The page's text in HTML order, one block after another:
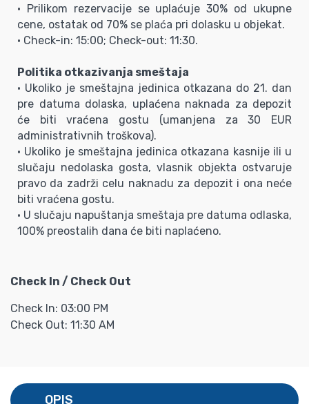
• Prilikom rezervacije se uplaćuje 30% od ukupne
cene, ostatak od 70% se plaća pri dolasku u objekat.
• Check-in: 15:00; Check-out: 11:30.
Politika otkazivanja smeštaja
• Ukoliko je smeštajna jedinica otkazana do 21. dan
pre datuma dolaska, uplaćena naknada za depozit
će biti vraćena gostu (umanjena za 30 EUR
administrativnih troškova).
• Ukoliko je smeštajna jedinica otkazana kasnije ili u
slučaju nedolaska gosta, vlasnik objekta ostvaruje
pravo da zadrži celu naknadu za depozit i ona neće
biti vraćena gostu.
• U slučaju napuštanja smeštaja pre datuma odlaska,
100% preostalih dana će biti naplaćeno.
Check In / Check Out
Check In: 03:00 PM
Check Out: 11:30 AM
OPIS